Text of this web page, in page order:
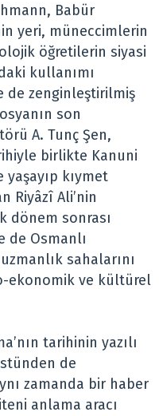
Babür
yeri, müneccimlerin
öğretilerin siyasi
kullanımı
de zenginleştirilmiş
son
A. Tunç Şen,
birlikte Kanuni
kıymet
Riyâzî Ali’nin
dönem sonrası
de Osmanlı
sahalarını
ekonomik ve kültürel
tarihinin yazılı
de
zamanda bir haber
anlama aracı